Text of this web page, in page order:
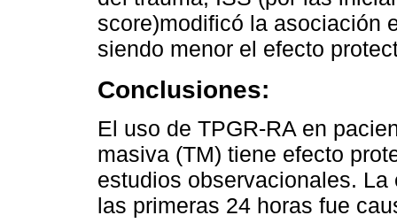
score)modificó la asociación
siendo menor el efecto
Conclusiones:
El uso de TPGR-RA en
masiva (TM) tiene efecto
estudios observacionales.
las primeras 24 horas fue